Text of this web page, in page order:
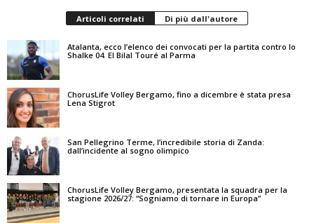
Articoli correlati Di più dall'autore
Atalanta, ecco l’elenco dei convocati per la partita contro lo
Shalke 04. El Bilal Touré al Parma
ChorusLife Volley Bergamo, fino a dicembre è stata presa
Lena Stigrot
San Pellegrino Terme, l’incredibile storia di Zanda:
dall’incidente al sogno olimpico
ChorusLife Volley Bergamo, presentata la squadra per la
stagione 2026/27: “Sogniamo di tornare in Europa”